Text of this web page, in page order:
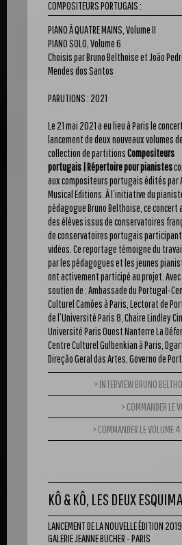
COMPOSITEURS PORTUGAIS :
PIANO À QUATRE MAINS, Volume II
PIANO SOLO, Volume 6
Choisis par Bruno Belthoise et João
Mendes dos Santos
PARUTIONS : 2021
Le 21 mai 2021 a eu lieu à Paris le
lancement de deux nouveaux volumes
collection de partitionsCompositeurs
portugais | Répertoire pour pianistes
aux compositeurs portugais édités par
Musical Editions. À l’initiative du
pédagogue Bruno Belthoise, ce concert
des élèves issus de conservatoires
de conservatoires portugais
vidéos. Ce reportage témoigne du
par les pédagogues et les jeunes
ont activement participé au projet. Avec
soutien de : Ambassade du Portugal-
Culturel Camões à Paris, Lectorat de
de l’Université Paris 8, Chaire Lindley
Université Paris Ouest Nanterre La
Centre Culturel Gulbenkian à Paris,
Direção Geral das Artes, Governo de
INTERVIEW BRUNO
COMMANDER LE
COMMANDER LE VOLUME
KÔ & KÔ, LES DEUX
LANCEMENT DE LA NOUVELLE ÉDITION
GALERIE JEANNE BUCHER - PARIS